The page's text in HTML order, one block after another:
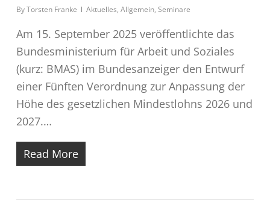
ByTorsten Franke Aktuelles, Allgemein, Seminare
Am 15. September 2025 veröffentlichte das
Bundesministerium für Arbeit und Soziales
(kurz: BMAS) im Bundesanzeiger den Entwurf
einer Fünften Verordnung zur Anpassung der
Höhe des gesetzlichen Mindestlohns 2026 und
2027.…
Read More